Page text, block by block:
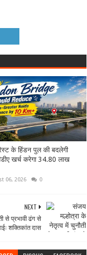
के हिंडन पुल की बदलेगी
खर्च करेगा 34.80 लाख
06, 2026 0
NEXT
से प्रभावी ढंग से
शक्तिकांत दास